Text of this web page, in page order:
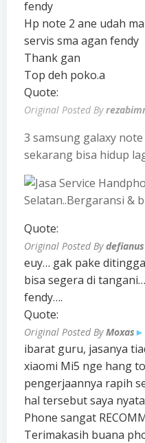
fendy
Hp note 2 ane udah
servis sma agan fendy
Thank gan
Top deh poko.a
Quote:
Original Posted By
3 samsung galaxy
sekarang bisa hidup
Quote:
Original Posted Bydefianus
euy… gak pake
bisa segera di
fendy….
Quote:
Original Posted ByMoxas►
ibarat guru, jasanya
xiaomi Mi5 nge hang
pengerjaannya rapih
hal tersebut saya
Phone sangat
Terimakasih buana